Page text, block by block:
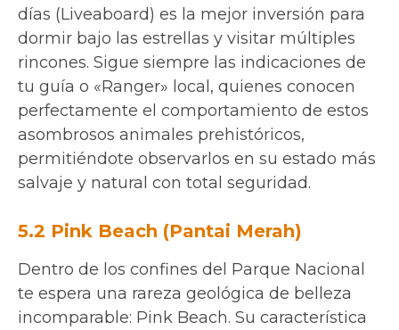
días (Liveaboard) es la mejor inversión para
dormir bajo las estrellas y visitar múltiples
rincones. Sigue siempre las indicaciones de
tu guía o «Ranger» local, quienes conocen
perfectamente el comportamiento de estos
asombrosos animales prehistóricos,
permitiéndote observarlos en su estado más
salvaje y natural con total seguridad.
5.2 Pink Beach (Pantai Merah)
Dentro de los confines del Parque Nacional
te espera una rareza geológica de belleza
incomparable: Pink Beach. Su característica